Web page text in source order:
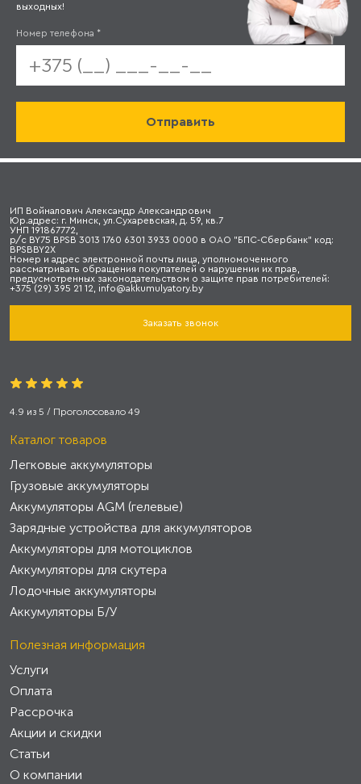
выходных!
Номер телефона *
ИП Войналович Александр Александрович
Юр.адрес: г. Минск, ул.Сухаревская, д. 59, кв.7
УНП 191867772,
р/с BY75 BPSB 3013 1760 6301 3933 0000 в ОАО "БПС-Сбербанк" код:
BPSBBY2X
Номер и адрес электронной почты лица, уполномоченного
рассматривать обращения покупателей о нарушении их прав,
предусмотренных законодательством о защите прав потребителей:
+375 (29) 395 21 12, info@akkumulyatory.by
Заказать звонок
4.9 из 5 / Проголосовало 49
Каталог товаров
Легковые аккумуляторы
Грузовые аккумуляторы
Аккумуляторы AGM (гелевые)
Зарядные устройства для аккумуляторов
Аккумуляторы для мотоциклов
Аккумуляторы для скутера
Лодочные аккумуляторы
Аккумуляторы Б/У
Полезная информация
Услуги
Оплата
Рассрочка
Акции и скидки
Статьи
О компании